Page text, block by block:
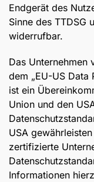
Endgerät des
Sinne des TTDSG
widerrufbar.
Das Unternehmen
dem „EU-US Data
ist ein
Union und den
USA
zertifizierte
Informationen